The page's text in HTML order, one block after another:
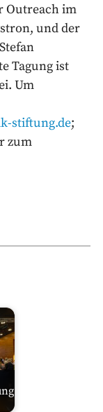
Outreach im
und der
Tagung ist
Um
stiftung.de;
zum